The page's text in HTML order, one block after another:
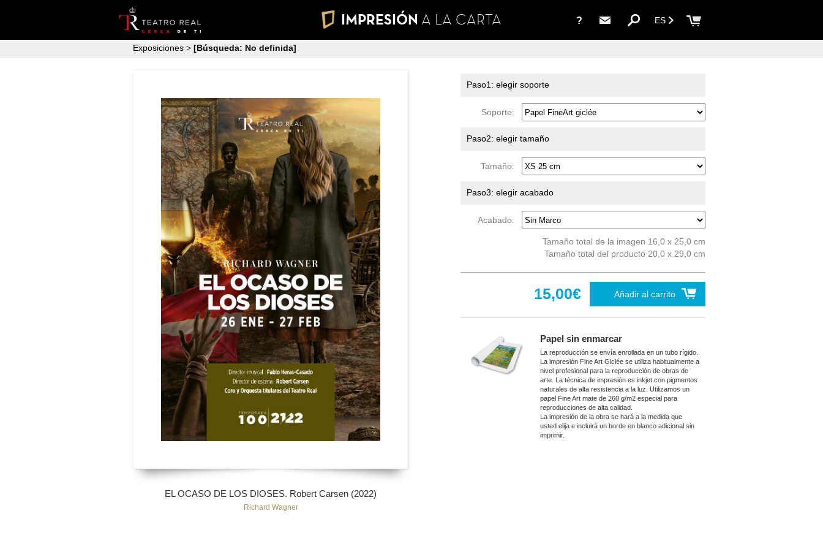
? ES
IMPRESIÓN A LA CARTA
Exposiciones > [Búsqueda: No definida]
EL OCASO DE LOS DIOSES. Robert Carsen (2022)
Richard Wagner
Paso1: elegir soporte
Soporte:
Paso2: elegir tamaño
Tamaño:
Paso3: elegir acabado
Acabado:
Tamaño total de la imagen 16,0 x 25,0 cm
Tamaño total del producto 20,0 x 29,0 cm
Añadir al carrito
15,00€
Papel sin enmarcar
La reproducción se envía enrollada en un tubo rígido.
La impresión Fine Art Giclée se utiliza habitualmente a
nivel profesional para la reproducción de obras de
arte. La técnica de impresión es inkjet con pigmentos
naturales de alta resistencia a la luz. Utilizamos un
papel Fine Art mate de 260 g/m2 especial para
reproducciones de alta calidad.
La impresión de la obra se hará a la medida que
usted elija e incluirá un borde en blanco adicional sin
imprimir.